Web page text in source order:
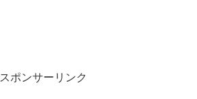
スポンサーリンク